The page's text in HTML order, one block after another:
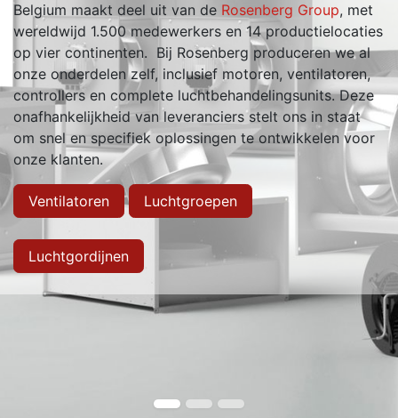
Belgium maakt deel uit van de Rosenberg Group, met
wereldwijd 1.500 medewerkers en 14 productielocaties
op vier continenten. Bij Rosenberg produceren we al
onze onderdelen zelf, inclusief motoren, ventilatoren,
controllers en complete luchtbehandelingsunits. Deze
onafhankelijkheid van leveranciers stelt ons in staat
om snel en specifiek oplossingen te ontwikkelen voor
onze klanten.
Ventilatoren Luchtgroepen
Luchtgordijnen